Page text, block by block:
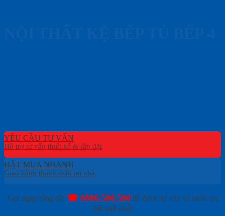
YÊU CẦU TƯ VẤN
ĐẶT MUA NHANH
Gọi ngay tổng đài ☎ 0886.500.500để được tư vấn và nhận ưu
đãi mới nhất